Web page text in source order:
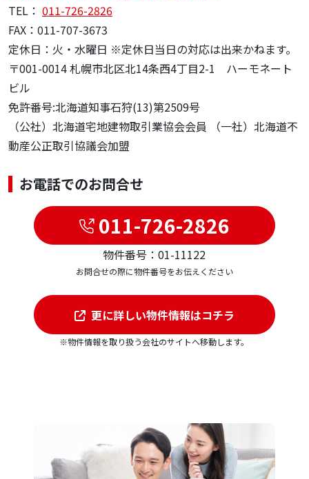
TEL： 011-726-2826
FAX：011-707-3673
定休日：火・水曜日 ※定休日当日の対応は出来かねます。
〒001-0014 札幌市北区北14条西4丁目2-1 ハーモネート
ビル
免許番号:北海道知事石狩(13)第2509号
（公社）北海道宅地建物取引業協会会員 （一社）北海道不
動産公正取引協議会加盟
お電話でのお問合せ
011-726-2826
物件番号：01-11122
お問合せの際に物件番号をお伝えください
更に詳しい物件情報はコチラ
※物件情報を取り扱う会社のサイトへ移動します。